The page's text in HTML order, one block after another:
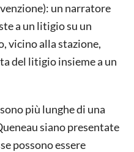
un narratore
a un litigio su un
vicino alla stazione,
del litigio insieme a un
più lunghe di una
siano presentate
possono essere